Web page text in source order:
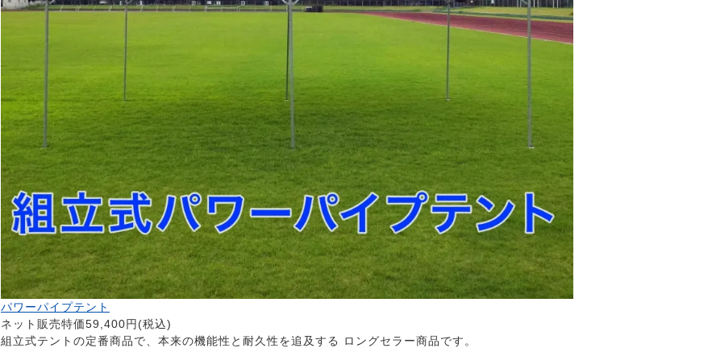
パワーパイプテント
ネット販売特価59,400円(税込)
組立式テントの定番商品で、本来の機能性と耐久性を追及する ロングセラー商品です。